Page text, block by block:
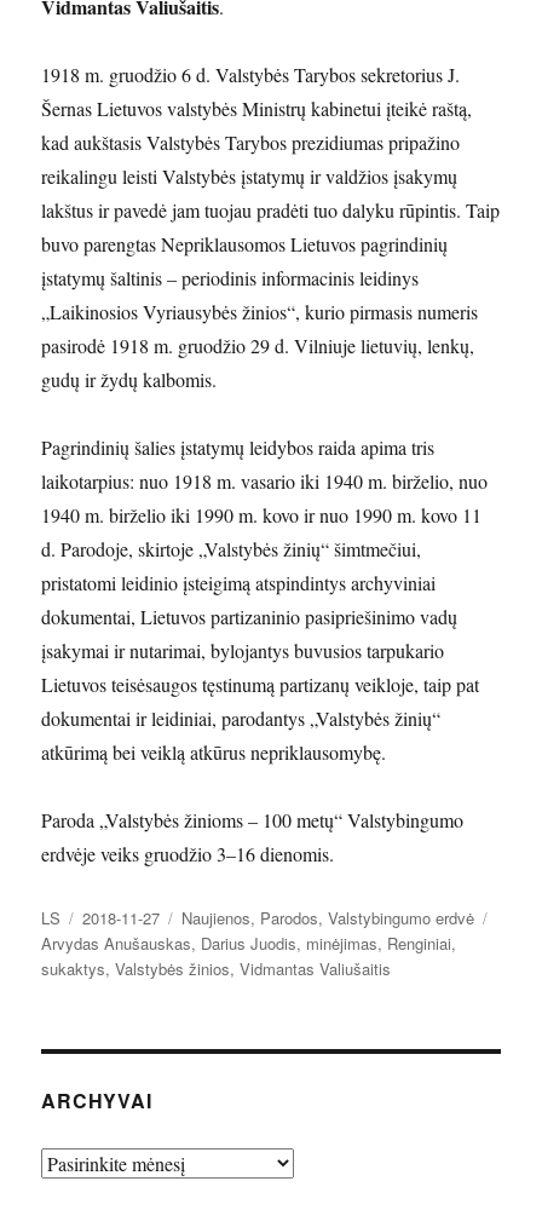
Vidmantas Valiušaitis.
1918 m. gruodžio 6 d. Valstybės Tarybos sekretorius J.
Šernas Lietuvos valstybės Ministrų kabinetui įteikė raštą,
kad aukštasis Valstybės Tarybos prezidiumas pripažino
reikalingu leisti Valstybės įstatymų ir valdžios įsakymų
lakštus ir pavedė jam tuojau pradėti tuo dalyku rūpintis. Taip
buvo parengtas Nepriklausomos Lietuvos pagrindinių
įstatymų šaltinis – periodinis informacinis leidinys
„Laikinosios Vyriausybės žinios“, kurio pirmasis numeris
pasirodė 1918 m. gruodžio 29 d. Vilniuje lietuvių, lenkų,
gudų ir žydų kalbomis.
Pagrindinių šalies įstatymų leidybos raida apima tris
laikotarpius: nuo 1918 m. vasario iki 1940 m. birželio, nuo
1940 m. birželio iki 1990 m. kovo ir nuo 1990 m. kovo 11
d. Parodoje, skirtoje „Valstybės žinių“ šimtmečiui,
pristatomi leidinio įsteigimą atspindintys archyviniai
dokumentai, Lietuvos partizaninio pasipriešinimo vadų
įsakymai ir nutarimai, bylojantys buvusios tarpukario
Lietuvos teisėsaugos tęstinumą partizanų veikloje, taip pat
dokumentai ir leidiniai, parodantys „Valstybės žinių“
atkūrimą bei veiklą atkūrus nepriklausomybę.
Paroda „Valstybės žinioms – 100 metų“ Valstybingumo
erdvėje veiks gruodžio 3–16 dienomis.
Autorius
LS Paskelbta
2018-11-27 Kategorijos
Naujienos, Parodos,Valstybingumo erdvė
Arvydas Anušauskas, Darius Juodis, minėjimas, Renginiai,
sukaktys,Valstybės žinios,Vidmantas Valiušaitis
ARCHYVAI
Archyvai